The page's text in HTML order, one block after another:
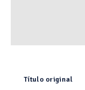
Título original